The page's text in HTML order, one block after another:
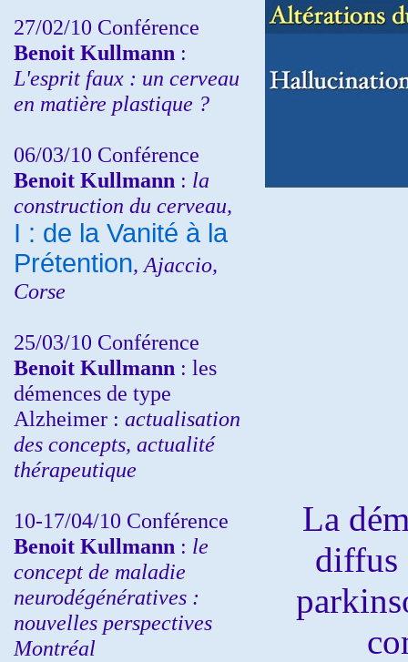
27/02/10 Conférence
Benoit Kullmann :
L'esprit faux : un cerveau
en matière plastique ?
06/03/10 Conférence
Benoit Kullmann : la
construction du cerveau,
I : de la Vanité à la
Prétention, Ajaccio,
Corse
25/03/10 Conférence
Benoit Kullmann : les
démences de type
Alzheimer : actualisation
des concepts, actualité
thérapeutique
10-17/04/10 Conférence
Benoit Kullmann : le
concept de maladie
neurodégénératives :
nouvelles perspectives
Montréal
La
diffus